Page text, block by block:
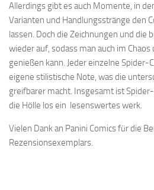
Allerdings gibt es auch Momente, in
Varianten und Handlungsstränge den
lassen. Doch die Zeichnungen und die
wieder auf, sodass man auch im Chaos
genießen kann. Jeder einzelne
eigene stilistische Note, was die
greifbarer macht. Insgesamt ist
die Hölle los ein lesenswertes werk.
Vielen Dank an Panini Comics für die
Rezensionsexemplars.